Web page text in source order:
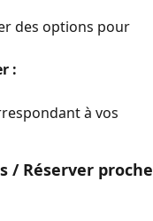
des options pour
:
à vos
/ Réserver proche